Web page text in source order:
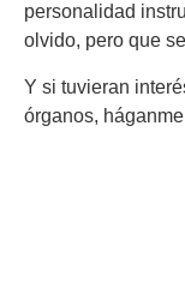
personalidad
olvido, pero que
Y si tuvieran
órganos,